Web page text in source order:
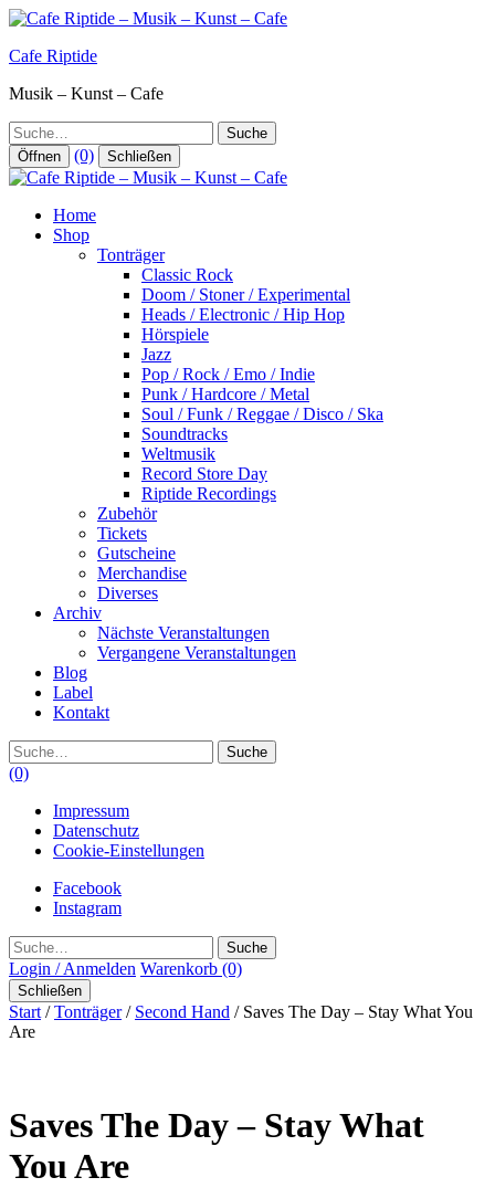
Zum
springen
Cafe Riptide
Musik – Kunst – Cafe
Suche
Öffnen (0) Schließen
Home
Shop
Tonträger
Classic Rock
Doom / Stoner / Experimental
Heads / Electronic / Hip Hop
Hörspiele
Jazz
Pop / Rock / Emo / Indie
Punk / Hardcore / Metal
Soul / Funk / Reggae / Disco / Ska
Soundtracks
Weltmusik
Record Store Day
Riptide Recordings
Zubehör
Tickets
Gutscheine
Merchandise
Diverses
Archiv
Nächste Veranstaltungen
Vergangene Veranstaltungen
Blog
Label
Kontakt
Suche
(0)
Impressum
Datenschutz
Cookie-Einstellungen
Facebook
Instagram
Suche
Login / Anmelden Warenkorb (0)
Schließen
Start /Tonträger/ Second Hand / Saves The Day – Stay What You
Are
Saves The Day – Stay What
You Are